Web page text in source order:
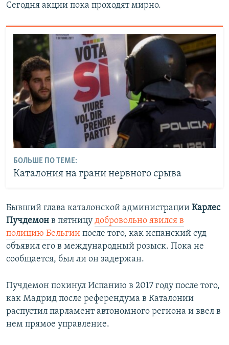
Сегодня акции пока проходят мирно.
БОЛЬШЕ ПО ТЕМЕ:
Каталония на грани нервного срыва
Бывший глава каталонской администрации Карлес
Пучдемон в пятницу добровольно явился в
полицию Бельгии после того, как испанский суд
объявил его в международный розыск. Пока не
сообщается, был ли он задержан.
Пучдемон покинул Испанию в 2017 году после того,
как Мадрид после референдума в Каталонии
распустил парламент автономного региона и ввел в
нем прямое управление.